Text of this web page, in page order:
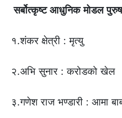
सर्बोत्कृष्ट आधुनिक मोडल
१.शंकर क्षेत्री : मृत्यु
२.अभि सुनार : करोडको खेल
३.गणेश राज भण्डारी : आमा